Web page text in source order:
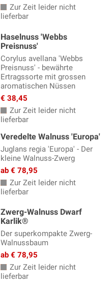
Zur Zeit leider nicht
lieferbar
Haselnuss 'Webbs
Preisnuss'
Corylus avellana 'Webbs
Preisnuss' - bewährte
Ertragssorte mit grossen
aromatischen Nüssen
€ 38,45
Zur Zeit leider nicht
lieferbar
Veredelte Walnuss 'Europa'
Juglans regia 'Europa' - Der
kleine Walnuss-Zwerg
ab € 78,95
Zur Zeit leider nicht
lieferbar
Zwerg-Walnuss Dwarf
Karlik®
Der superkompakte Zwerg-
Walnussbaum
ab € 78,95
Zur Zeit leider nicht
lieferbar